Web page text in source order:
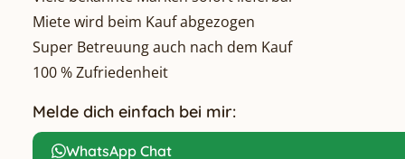
Miete wird beim Kauf abgezogen
Super Betreuung auch nach dem Kauf
100 % Zufriedenheit
Melde dich einfach bei mir:
WhatsApp Chat